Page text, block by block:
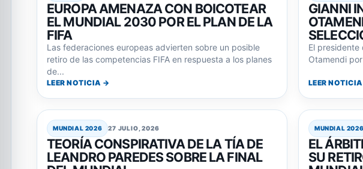
EUROPA AMENAZA CON BOICOTEAR
EL MUNDIAL 2030 POR EL PLAN DE LA
FIFA
Las federaciones europeas advierten sobre un posible
retiro de las competencias FIFA en respuesta a los planes
de...
LEER NOTICIA →
GIANNI
El presidente
Otamendi
LEER
MUNDIAL 2026 27 JULIO, 2026
TEORÍA CONSPIRATIVA DE LA TÍA DE
LEANDRO PAREDES SOBRE LA FINAL
MUNDIAL 2026
EL
SU